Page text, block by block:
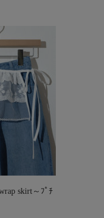
skirt～ﾌﾟﾁ